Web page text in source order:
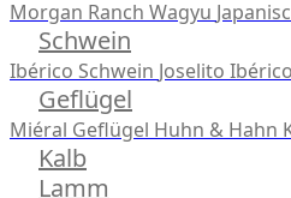
Morgan Ranch Wagyu
Schwein
Ibérico Schwein Joselito
Geflügel
Miéral Geflügel Huhn & Hahn
Kalb
Lamm